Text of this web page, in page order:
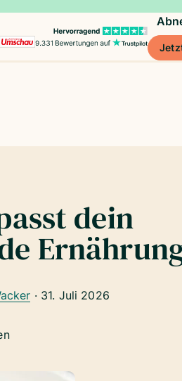
dein
· 31. Juli 2026